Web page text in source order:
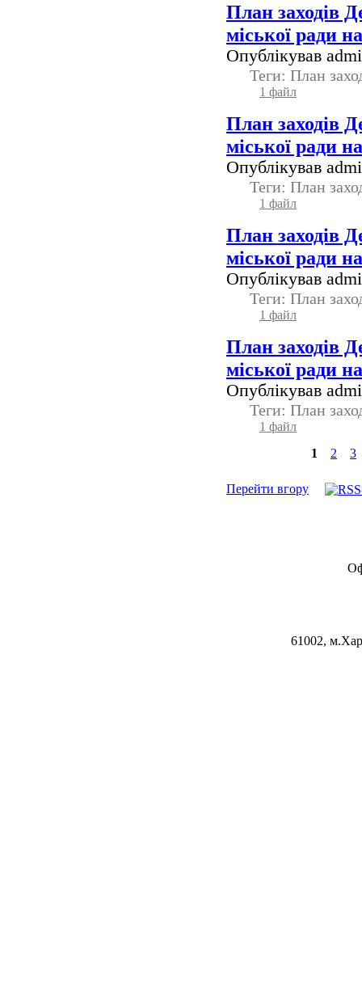
План заходів
міської ради
Опублікував
Теги: План
1 файл
План заходів
міської ради
Опублікував
Теги: План
1 файл
План заходів
міської ради
Опублікував
Теги: План
1 файл
План заходів
міської ради
Опублікував
Теги: План
1 файл
1
2 3
Перейти вгору
61002,